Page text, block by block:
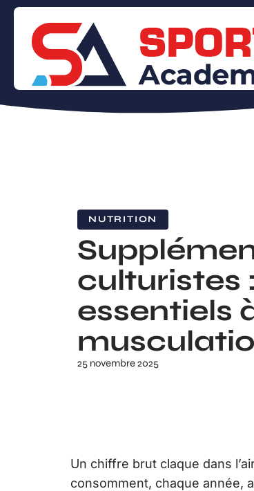
NUTRITION
culturistes
essentiels
25 novembre 2025
Un chiffre brut claque dans
consomment, chaque année,